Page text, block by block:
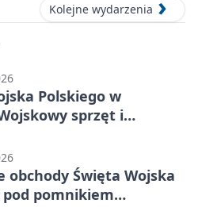
Kolejne wydarzenia
Polskiego w
sprzęt i
obchody Święta Wojska
pod pomnikiem